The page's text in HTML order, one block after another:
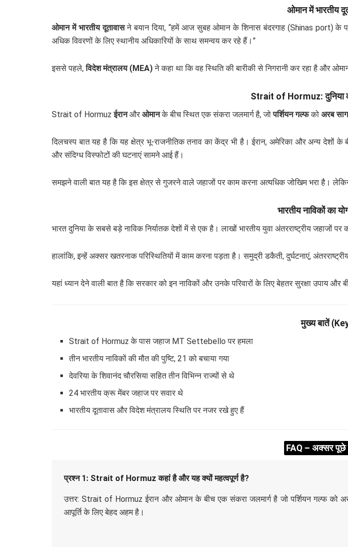
ओमान में भारतीय
ओमान में भारतीय दूतावासने बयान दिया, “हमें आज सुबह ओमान के शिनास बंदरगाह (Shinas port)
अधिक विवरणों के लिए स्थानीय अधिकारियों के साथ समन्वय कर रहे हैं।”
इससे पहले,विदेश मंत्रालय (MEA)ने कहा था कि वह स्थिति की बारीकी से निगरानी कर रहा है और
Strait of Hormuz: दुनिया
Strait of Hormuzईरानऔर ओमानके बीच स्थित एक संकरा जलमार्ग है, जोपर्शियन गल्फको अरब
दिलचस्प बात यह है कि यह क्षेत्र भू-राजनीतिक तनाव का केंद्र भी है। ईरान, अमेरिका और अन्य देशों
और संदिग्ध विस्फोटों की घटनाएं सामने आई हैं।
समझने वाली बात यह है कि इस क्षेत्र से गुजरने वाले जहाजों पर काम करना अत्यधिक जोखिम भरा है।
भारतीय नाविकों का
भारत दुनिया के सबसे बड़े नाविक निर्यातक देशों में से एक है। लाखों भारतीय युवा अंतरराष्ट्रीय जहाजों
हालांकि, इन्हें अक्सर खतरनाक परिस्थितियों में काम करना पड़ता है। समुद्री डकैती, दुर्घटनाएं,
यहां ध्यान देने वाली बात है कि सरकार को इन नाविकों और उनके परिवारों के लिए बेहतर सुरक्षा उपाय और
मुख्य बातें
Strait of Hormuz के पास जहाज MT Settebello पर हमला
तीन भारतीय नाविकों की मौत की पुष्टि, 21 को बचाया गया
देवरिया के शिवानंद चौरसिया सहित तीन विभिन्न राज्यों से थे
24 भारतीय क्रू मेंबर जहाज पर सवार थे
भारतीय दूतावास और विदेश मंत्रालय स्थिति पर नजर रखे हुए हैं
FAQ – अक्सर पूछे
प्रश्न 1: Strait of Hormuz कहां है और यह क्यों महत्वपूर्ण है?
उत्तर: Strait of Hormuz ईरान और ओमान के बीच एक संकरा जलमार्ग है जो पर्शियन गल्फ को
आपूर्ति के लिए बेहद अहम है।